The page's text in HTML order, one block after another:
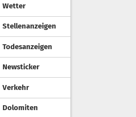
Wetter
Stellenanzeigen
Todesanzeigen
Newsticker
Verkehr
Dolomiten